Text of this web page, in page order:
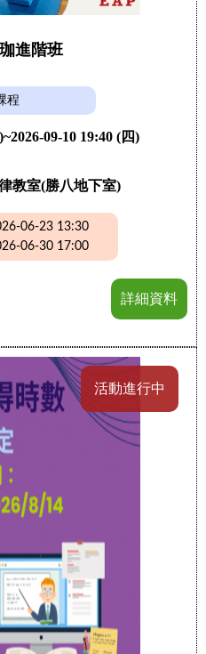
進階班
程
09-10 19:40 (四)
教室(勝八地下室)
06-23 13:30
06-30 17:00
詳細資料
活動進行中